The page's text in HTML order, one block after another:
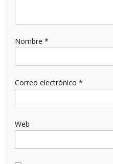
Nombre *
Correo electrónico *
Web